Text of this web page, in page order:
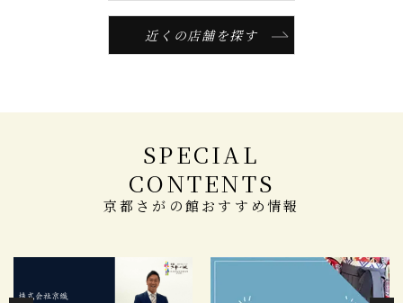
近くの店舗を探す
SPECIAL
CONTENTS
京都さがの館おすすめ情報